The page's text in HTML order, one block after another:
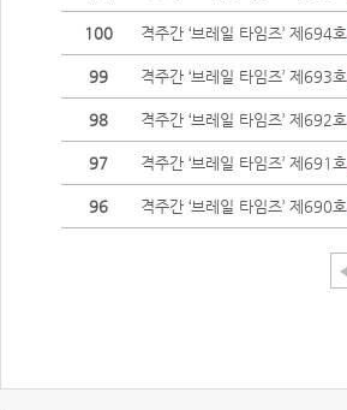
100 격주간 ‘브레일 타임즈’ 제694호
99 격주간 ‘브레일 타임즈’ 제693호
98 격주간 ‘브레일 타임즈’ 제692호
97 격주간 ‘브레일 타임즈’ 제691호
96 격주간 ‘브레일 타임즈’ 제690호